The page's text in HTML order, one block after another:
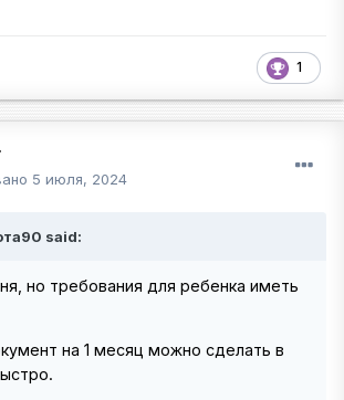
1
5 июля, 2024
said:
но требования для ребенка иметь
на 1 месяц можно сделать в